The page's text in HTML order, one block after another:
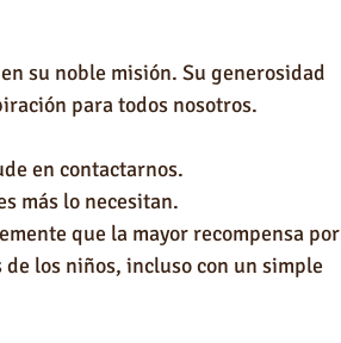
su noble misión. Su generosidad
para todos nosotros.
en contactarnos.
más lo necesitan.
que la mayor recompensa por
los niños, incluso con un simple